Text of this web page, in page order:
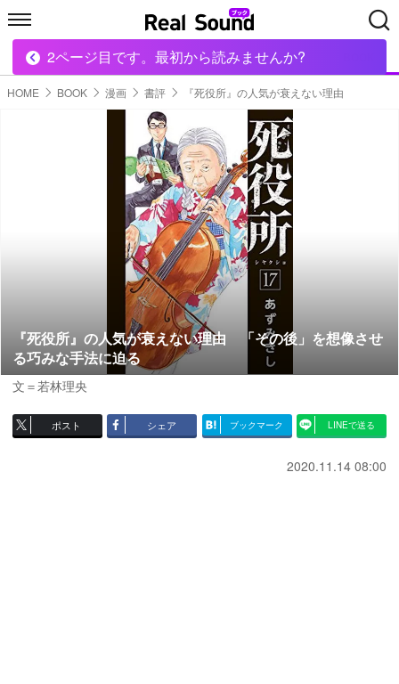
HOME MUSIC MOVIE TECH
HOME BOOK 漫画 書評 『死役所』の人気が衰えない理由
『死役所』の人気が衰えない理由 「その後」を想像させ
る巧みな手法に迫る
文＝若林理央
ポスト シェア ブックマーク LINEで送る
2020.11.14 08:00
2ページ目です。最初から読みませんか?